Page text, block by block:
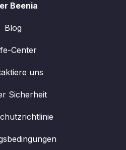
Beenia
Blog
Center
uns
Sicherheit